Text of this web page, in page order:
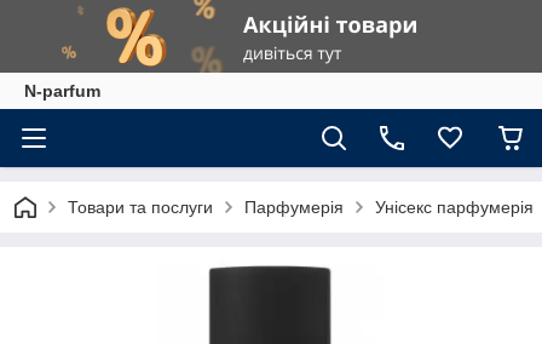
N-parfum
Товари та послуги Парфумерія Унісекс парфумерія